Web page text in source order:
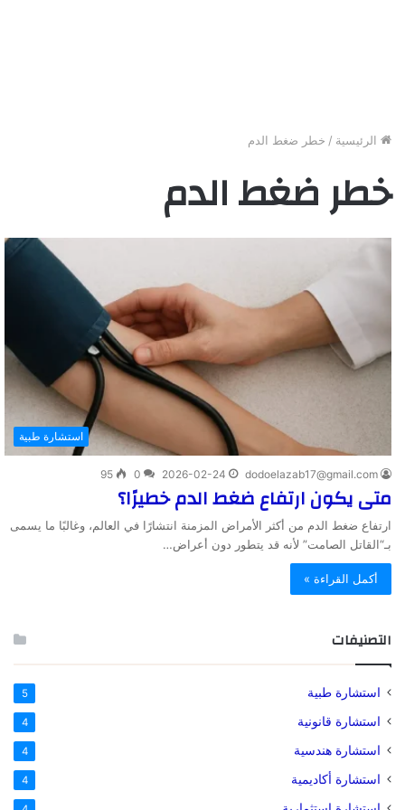
الرئيسية / خطر ضغط الدم
خطر ضغط الدم
استشارة طبية
dodoelazab17@gmail.com
2026-02-24
0
95
متى يكون ارتفاع ضغط الدم خطيرًا؟
ارتفاع ضغط الدم من أكثر الأمراض المزمنة انتشارًا في العالم، وغالبًا ما يسمى
بـ“القاتل الصامت” لأنه قد يتطور دون أعراض…
أكمل القراءة »
التصنيفات
استشارة طبية 5
استشارة قانونية 4
استشارة هندسية 4
استشارة أكاديمية 4